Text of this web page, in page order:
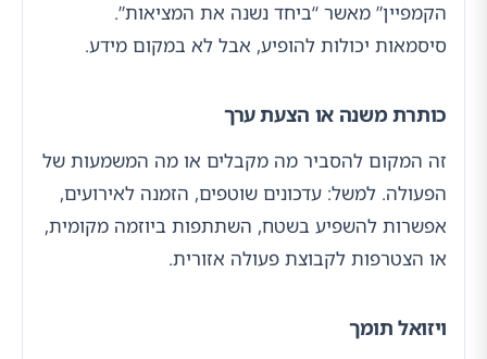
הקמפיין” מאשר “ביחד נשנה את המציאות”.
סיסמאות יכולות להופיע, אבל לא במקום מידע.
כותרת משנה או הצעת ערך
זה המקום להסביר מה מקבלים או מה המשמעות של
הפעולה. למשל: עדכונים שוטפים, הזמנה לאירועים,
אפשרות להשפיע בשטח, השתתפות ביוזמה מקומית,
או הצטרפות לקבוצת פעולה אזורית.
ויזואל תומך